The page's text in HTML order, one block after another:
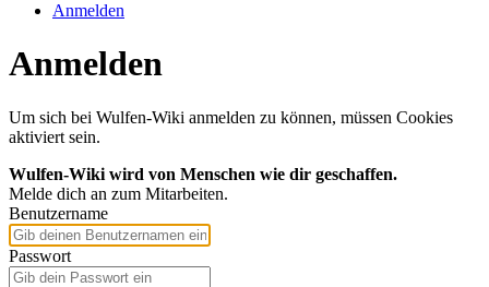
Anmelden
Anmelden
Um sich bei Wulfen-Wiki anmelden zu können, müssen Cookies
aktiviert sein.
Wulfen-Wiki wird von Menschen wie dir geschaffen.
Melde dich an zum Mitarbeiten.
Benutzername
Passwort